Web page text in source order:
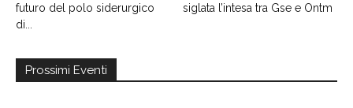
futuro del polo siderurgico
di...
siglata l’intesa tra Gse e Ontm
Prossimi Eventi